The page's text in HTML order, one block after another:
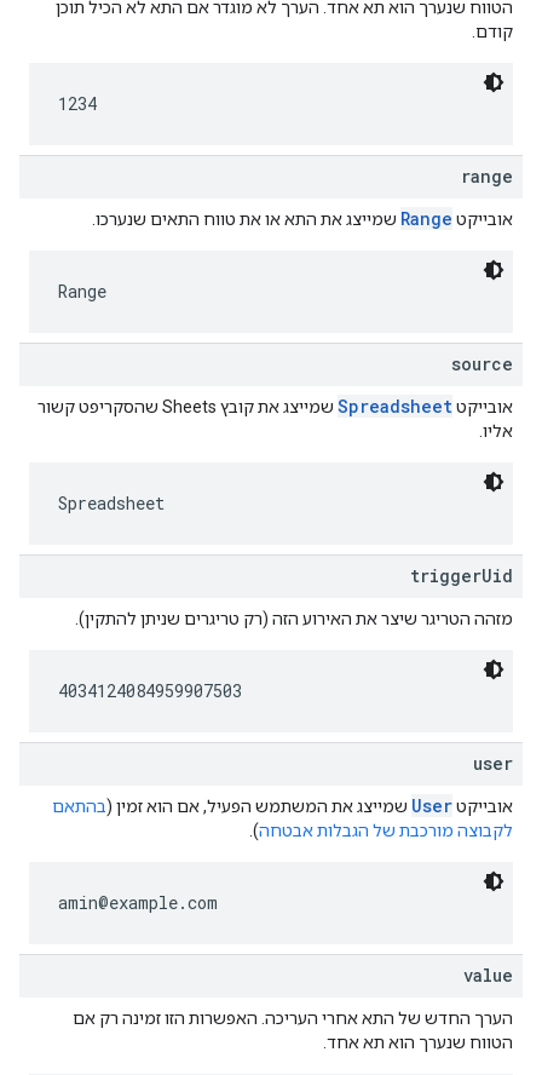
הטווח שנערך הוא תא אחד. הערך לא מוגדר אם התא לא הכיל תוכן
קודם.
1234
range
אובייקט Range שמייצג את התא או את טווח התאים שנערכו.
Range
source
אובייקטSpreadsheet
שמייצג את קובץ Sheets שהסקריפט קשור
אליו.
Spreadsheet
triggerUid
מזהה הטריגר שיצר את האירוע הזה (רק טריגרים שניתן להתקין).
4034124084959907503
user
אובייקטUser שמייצג את המשתמש הפעיל, אם הוא זמין (בהתאם
לקבוצה מורכבת של הגבלות אבטחה).
amin@example.com
value
הערך החדש של התא אחרי העריכה. האפשרות הזו זמינה רק אם
הטווח שנערך הוא תא אחד.